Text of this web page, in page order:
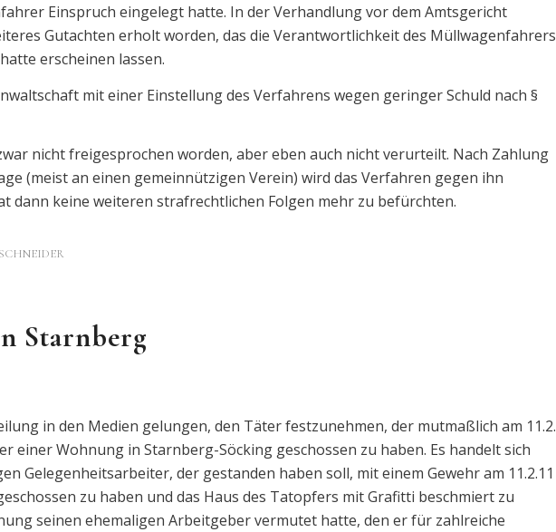
Einspruch eingelegt hatte. In der Verhandlung vor dem Amtsgericht
Gutachten erholt worden, das die Verantwortlichkeit des Müllwagenfahrers
erscheinen lassen.
mit einer Einstellung des Verfahrens wegen geringer Schuld nach §
nicht freigesprochen worden, aber eben auch nicht verurteilt. Nach Zahlung
(meist an einen gemeinnützigen Verein) wird das Verfahren gegen ihn
dann keine weiteren strafrechtlichen Folgen mehr zu befürchten.
Starnberg
in den Medien gelungen, den Täter festzunehmen, der mutmaßlich am 11.2.
einer Wohnung in Starnberg-Söcking geschossen zu haben. Es handelt sich
Gelegenheitsarbeiter, der gestanden haben soll, mit einem Gewehr am 11.2.11
zu haben und das Haus des Tatopfers mit Grafitti beschmiert zu
seinen ehemaligen Arbeitgeber vermutet hatte, den er für zahlreiche